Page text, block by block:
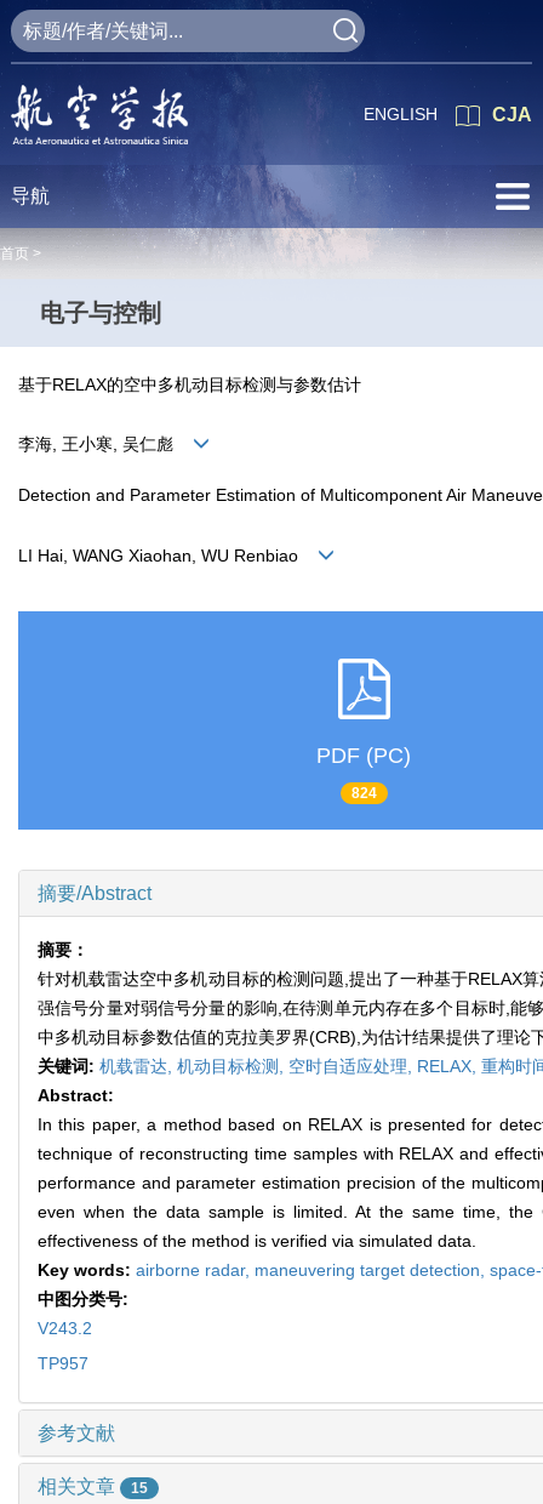
CJA
ENGLISH
导航
首页 >
电子与控制
基于RELAX的空中多机动目标检测与参数估计
李海, 王小寒, 吴仁彪
Detection and Parameter Estimation of Multicomponent Air
LI Hai, WANG Xiaohan, WU Renbiao
PDF (PC)
824
摘要/Abstract
摘要：
针对机载雷达空中多机动目标的检测问题,提出了一种基于RELAX
强信号分量对弱信号分量的影响,在待测单元内存在多个目标时,能
中多机动目标参数估值的克拉美罗界(CRB),为估计结果提供了理论
关键词: 机载雷达, 机动目标检测, 空时自适应处理, RELAX, 重构时
Abstract:
In this paper, a method based on RELAX is presented for
technique of reconstructing time samples with RELAX and
performance and parameter estimation precision of the
even when the data sample is limited. At the same time, the
effectiveness of the method is verified via simulated data.
Key words: airborne radar, maneuvering target detection,
中图分类号:
V243.2
TP957
参考文献
相关文章 15